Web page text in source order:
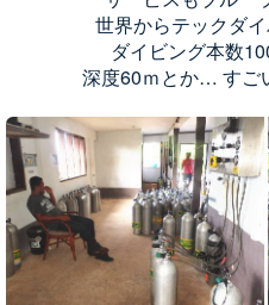
世界からテックダイ
ダイビング本数
深度60ｍとか… すご